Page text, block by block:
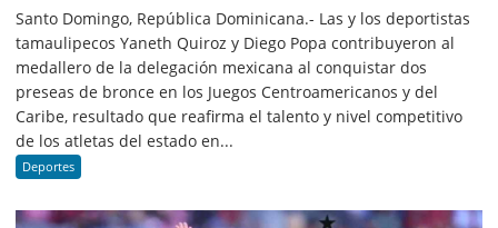
Santo Domingo, República Dominicana.- Las y los deportistas
tamaulipecos Yaneth Quiroz y Diego Popa contribuyeron al
medallero de la delegación mexicana al conquistar dos
preseas de bronce en los Juegos Centroamericanos y del
Caribe, resultado que reafirma el talento y nivel competitivo
de los atletas del estado en...
Deportes